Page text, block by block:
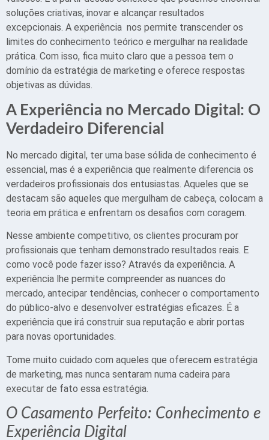
soluções criativas, inovar e alcançar resultados
excepcionais. A experiência nos permite transcender os
limites do conhecimento teórico e mergulhar na realidade
prática. Com isso, fica muito claro que a pessoa tem o
domínio da estratégia de marketing e oferece respostas
objetivas as dúvidas.
A Experiência no Mercado Digital: O
Verdadeiro Diferencial
No mercado digital, ter uma base sólida de conhecimento é
essencial, mas é a experiência que realmente diferencia os
verdadeiros profissionais dos entusiastas. Aqueles que se
destacam são aqueles que mergulham de cabeça, colocam a
teoria em prática e enfrentam os desafios com coragem.
Nesse ambiente competitivo, os clientes procuram por
profissionais que tenham demonstrado resultados reais. E
como você pode fazer isso? Através da experiência. A
experiência lhe permite compreender as nuances do
mercado, antecipar tendências, conhecer o comportamento
do público-alvo e desenvolver estratégias eficazes. É a
experiência que irá construir sua reputação e abrir portas
para novas oportunidades.
Tome muito cuidado com aqueles que oferecem estratégia
de marketing, mas nunca sentaram numa cadeira para
executar de fato essa estratégia.
O Casamento Perfeito: Conhecimento e
Experiência Digital